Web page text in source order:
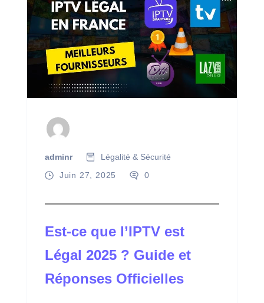
adminr
Légalité & Sécurité
Juin 27, 2025
0
Est-ce que l’IPTV est
Légal 2025 ? Guide et
Réponses Officielles